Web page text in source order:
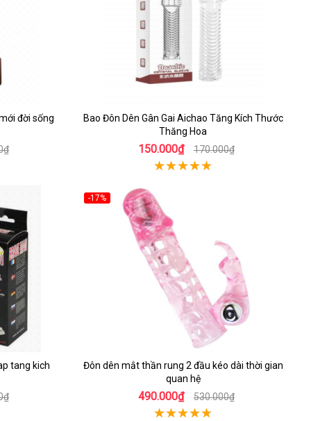
đời sống
Bao Đôn Dên Gân Gai Aichao Tăng Kích Thước
Thăng Hoa
150.000₫ 170.000₫
tang kich
-17%
Đôn dên mắt thần rung 2 đầu kéo dài thời gian
quan hệ
490.000₫ 530.000₫